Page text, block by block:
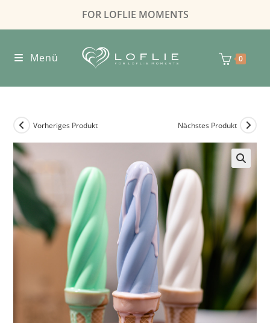
FOR LOFLIE MOMENTS
Menü 0
Vorheriges Produkt Nächstes Produkt
🔍